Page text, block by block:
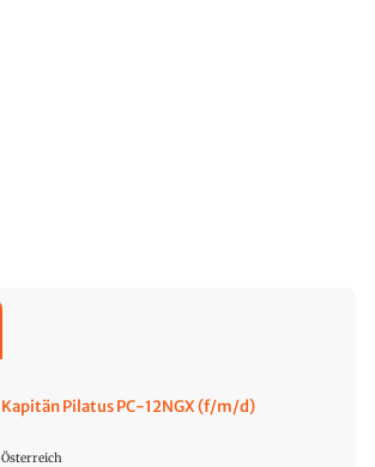
Kapitän Pilatus PC-12NGX (f/m/d)
Österreich